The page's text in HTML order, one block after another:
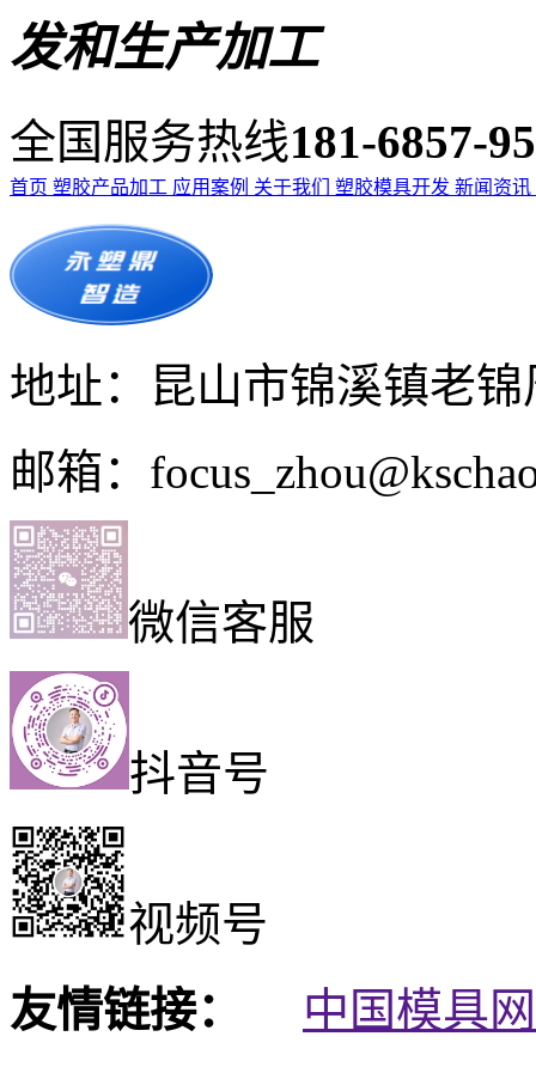
发和生产加工
全国服务热线181-6857-
首页 塑胶产品加工 应用案例 关于我们 塑胶模具开发 新闻资讯
地址：昆山市锦溪镇老锦
邮箱：
微信客服
抖音号
视频号
友情链接：
中国模具网